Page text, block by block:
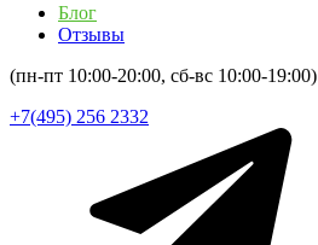
Блог
Отзывы
(пн-пт 10:00-20:00, сб-вс 10:00-19:00)
+7(495) 256 2332